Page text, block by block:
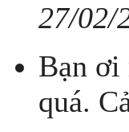
27/02/
Bạn ơi
quá.